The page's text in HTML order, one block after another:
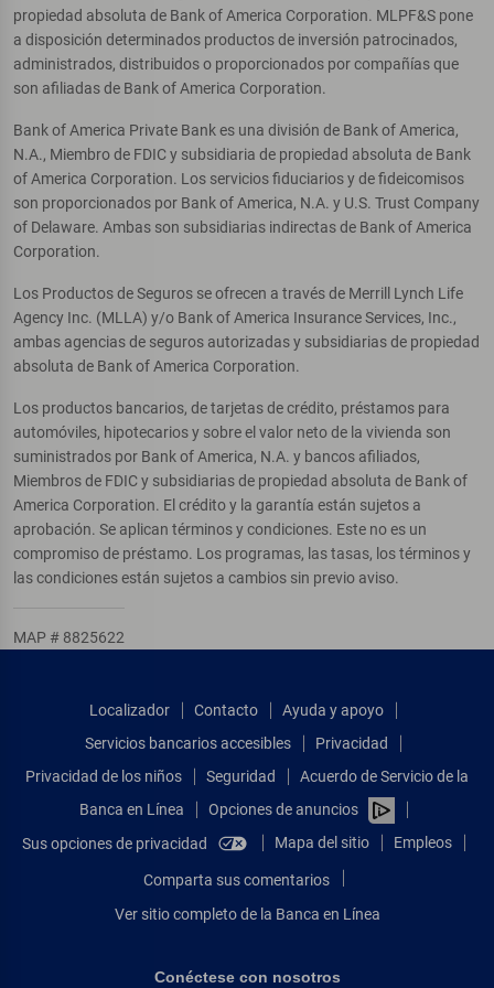
propiedad absoluta de Bank of America Corporation. MLPF&S pone
a disposición determinados productos de inversión patrocinados,
administrados, distribuidos o proporcionados por compañías que
son afiliadas de Bank of America Corporation.
Bank of America Private Bank es una división de Bank of America,
N.A., Miembro de FDIC y subsidiaria de propiedad absoluta de Bank
of America Corporation. Los servicios fiduciarios y de fideicomisos
son proporcionados por Bank of America, N.A. y U.S. Trust Company
of Delaware. Ambas son subsidiarias indirectas de Bank of America
Corporation.
Los Productos de Seguros se ofrecen a través de Merrill Lynch Life
Agency Inc. (MLLA) y/o Bank of America Insurance Services, Inc.,
ambas agencias de seguros autorizadas y subsidiarias de propiedad
absoluta de Bank of America Corporation.
Los productos bancarios, de tarjetas de crédito, préstamos para
automóviles, hipotecarios y sobre el valor neto de la vivienda son
suministrados por Bank of America, N.A. y bancos afiliados,
Miembros de FDIC y subsidiarias de propiedad absoluta de Bank of
America Corporation. El crédito y la garantía están sujetos a
aprobación. Se aplican términos y condiciones. Este no es un
compromiso de préstamo. Los programas, las tasas, los términos y
las condiciones están sujetos a cambios sin previo aviso.
MAP # 8825622
Localizador Contacto
Ayuda y apoyo
Servicios bancarios accesibles
Privacidad
Privacidad de los niños
Seguridad
Acuerdo de Servicio de la
Banca en Línea
Opciones de anuncios
Sus opciones de privacidad
Mapa del sitio Empleos
Comparta sus comentarios
Ver sitio completo de la Banca en Línea
Conéctese con nosotros